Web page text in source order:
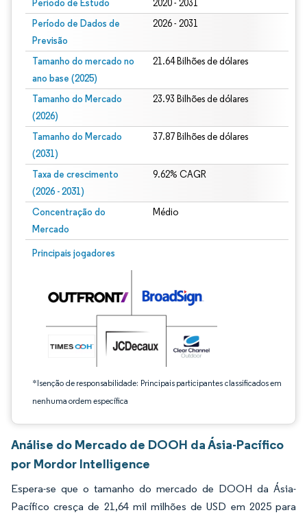
Período de Estudo 2020 - 2031
Período de Dados de
Previsão
2026 - 2031
Tamanho do mercado no
ano base (2025)
21.64 Bilhões de dólares
Tamanho do Mercado
(2026)
23.93 Bilhões de dólares
Tamanho do Mercado
(2031)
37.87 Bilhões de dólares
Taxa de crescimento
(2026 - 2031)
9.62% CAGR
Concentração do
Mercado
Médio
Principais jogadores
*Isenção de responsabilidade: Principais participantes classificados em
nenhuma ordem específica
Imagem © Mordor Intelligence. O reuso requer atribuição conforme CC BY 4.0.
Análise do Mercado de DOOH da Ásia-Pacífico
por Mordor Intelligence
Espera-se que o tamanho do mercado de DOOH da Ásia-
Pacífico cresça de 21,64 mil milhões de USD em 2025 para